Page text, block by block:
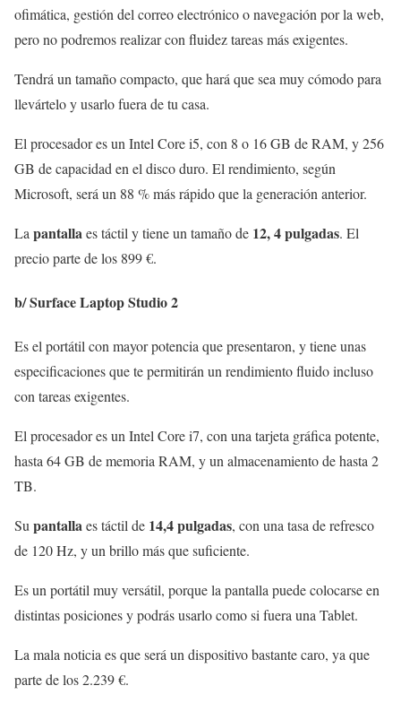
ofimática, gestión del correo electrónico o navegación por la web,
pero no podremos realizar con fluidez tareas más exigentes.
Tendrá un tamaño compacto, que hará que sea muy cómodo para
llevártelo y usarlo fuera de tu casa.
El procesador es un Intel Core i5, con 8 o 16 GB de RAM, y 256
GB de capacidad en el disco duro. El rendimiento, según
Microsoft, será un 88 % más rápido que la generación anterior.
La pantallaes táctil y tiene un tamaño de 12, 4 pulgadas. El
precio parte de los 899 €.
b/Surface Laptop Studio 2
Es el portátil con mayor potencia que presentaron, y tiene unas
especificaciones que te permitirán un rendimiento fluido incluso
con tareas exigentes.
El procesador es un Intel Core i7, con una tarjeta gráfica potente,
hasta 64 GB de memoria RAM, y un almacenamiento de hasta 2
TB.
Supantallaes táctil de 14,4 pulgadas, con una tasa de refresco
de 120 Hz, y un brillo más que suficiente.
Es un portátil muy versátil, porque la pantalla puede colocarse en
distintas posiciones y podrás usarlo como si fuera una Tablet.
La mala noticia es que será un dispositivo bastante caro, ya que
parte de los 2.239 €.